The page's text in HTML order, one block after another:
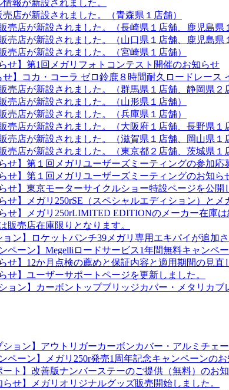
情報が新設されました。
売店が新設されました。（青森県１店舗）
売店が新設されました。（長崎県１店舗、鹿児島県
売店が新設されました。（山口県１店舗、鹿児島県
売店が新設されました。（宮崎県１店舗）
らせ】第1回メガリフォトコンテスト開催のお知らせ
せ】コカ・コーラ ゼロ鈴鹿８時間耐久ロードレー
売店が新設されました。（群馬県１店舗、静岡県２
売店が新設されました。（山形県１店舗）
売店が新設されました。（兵庫県１店舗）
売店が新設されました。（大阪府１店舗、長野県１
売店が新設されました。（滋賀県１店舗、岡山県１
売店が新設されました。（東京都２店舗、茨城県１
らせ】第１回メガリユーザーズミーティングの参加応
らせ】第１回メガリユーザーズミーティングのお知ら
らせ】東京モーターサイクルショー特設ページを公開
らせ】メガリ250rSE（スペシャルエディション）とメ
らせ】メガリ250rLIMITED EDITIONのメーカー在庫は
売店在庫限りとなります。
ョン】ロケットパンチ39メガリ専用エキパイが追加さ
ンペーン】Megelliロードサービス1年間無料キャンペ
らせ】12か月点検の薦めと保証内容と適用期間の見直
せ】ユーザーサポートページを更新しました。
ション】カーボントップブリッジカバー・メタリカブ
ション】アウトリガーカーボンカバー・アルミチェ
ンペーン】メガリ250r発売1周年記念キャンペーンの
ート】 改善版ナンバーステーのご提供（無料）のお
らせ】メガリオリジナルグッズ販売開始しました。